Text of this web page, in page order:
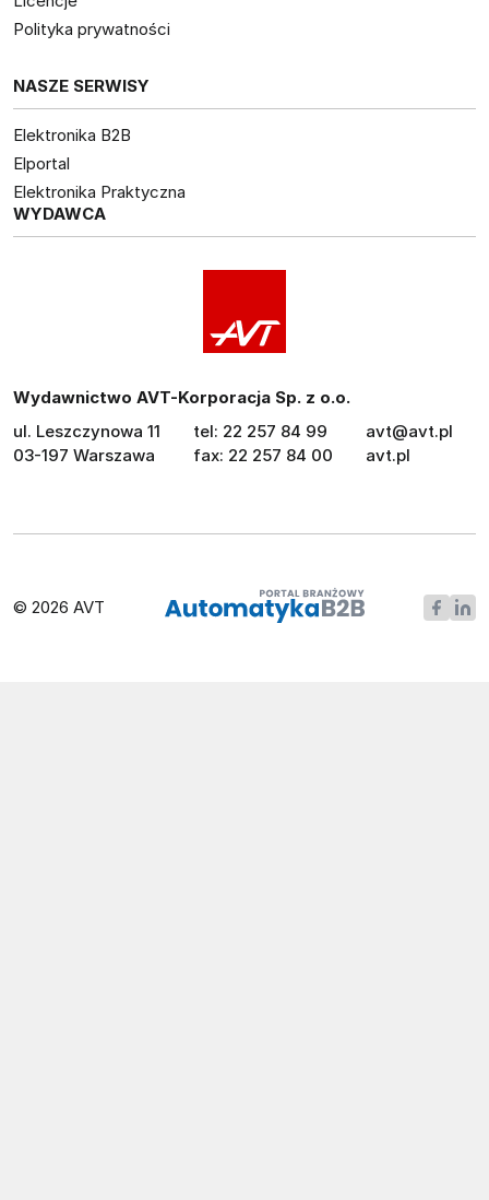
Polityka prywatności
NASZE SERWISY
Elektronika B2B
Elportal
Elektronika Praktyczna
WYDAWCA
Wydawnictwo AVT-Korporacja Sp. z o.o.
ul. Leszczynowa 11
03-197 Warszawa
tel: 22 257 84 99
fax: 22 257 84 00
avt@avt.pl
avt.pl
© 2026 AVT